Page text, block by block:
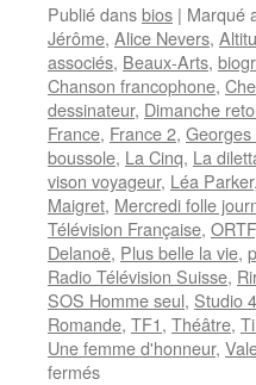
Publié dansbios | Marqué
Jérôme, Alice Nevers,
associés, Beaux-Arts,
Chanson francophone,
dessinateur, Dimanche
France, France 2,
boussole, La Cinq, La
vison voyageur, Léa Parker,
Maigret, Mercredi folle
Télévision Française, ORTF
Delanoë, Plus belle la vie,
Radio Télévision Suisse,
SOS Homme seul, Studio 4
Romande, TF1, Théâtre,
Une femme d'honneur,
ferméssur